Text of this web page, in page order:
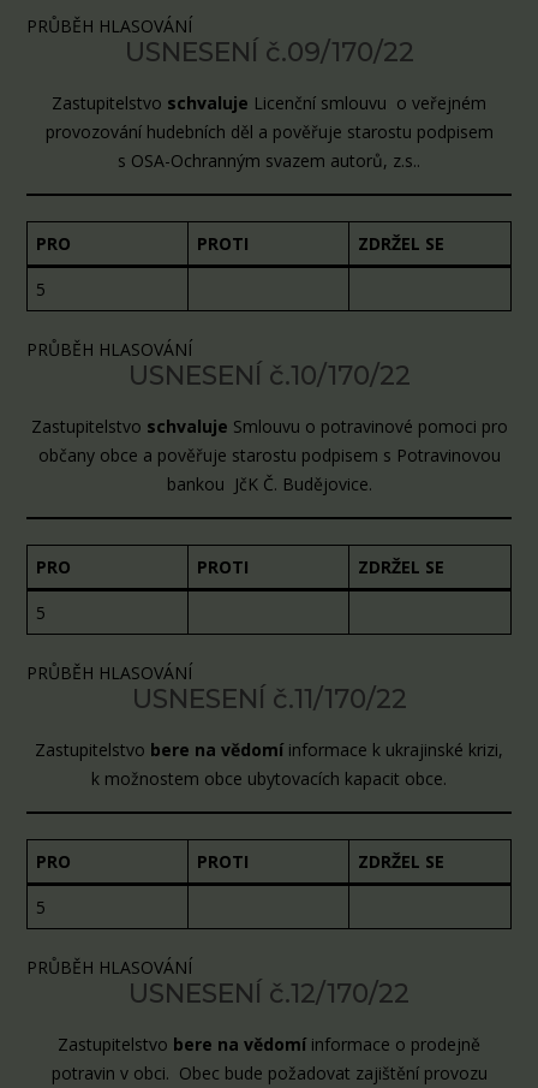
PRŮBĚH HLASOVÁNÍ
USNESENÍ č.09/170/22
Zastupitelstvo schvaluje Licenční smlouvu o veřejném
provozování hudebních děl a pověřuje starostu podpisem
s OSA-Ochranným svazem autorů, z.s..
PRO PROTI
ZDRŽEL SE
5
PRŮBĚH HLASOVÁNÍ
USNESENÍ č.10/170/22
Zastupitelstvo schvaluje Smlouvu o potravinové pomoci pro
občany obce a pověřuje starostu podpisem s Potravinovou
bankou JčK Č. Budějovice.
PRO PROTI
ZDRŽEL SE
5
PRŮBĚH HLASOVÁNÍ
USNESENÍ č.11/170/22
Zastupitelstvo bere na vědomí informace k ukrajinské krizi,
k možnostem obce ubytovacích kapacit obce.
PRO PROTI
ZDRŽEL SE
5
PRŮBĚH HLASOVÁNÍ
USNESENÍ č.12/170/22
Zastupitelstvo bere na vědomí informace o prodejně
potravin v obci. Obec bude požadovat zajištění provozu